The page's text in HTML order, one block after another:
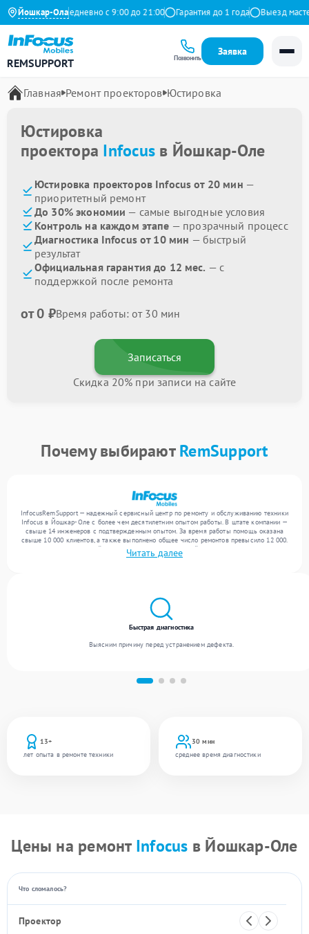
Йошкар-Ола
Яндекс Ежедневно с 9:00 до 21:00 Гарантия до 1 года Выезд
REMSUPPORT Позвонить
Заявка
Главная Ремонт проекторов Юстировка
Юстировка
проектора Infocus в Йошкар-Оле
Юстировка проекторов Infocus от 20 мин —
приоритетный ремонт
До 30% экономии — самые выгодные условия
Контроль на каждом этапе — прозрачный процесс
Диагностика Infocus от 10 мин — быстрый
результат
Официальная гарантия до 12 мес. — с
поддержкой после ремонта
от 0 ₽Время работы: от 30 мин
Записаться
Скидка 20% при записи на сайте
Почему выбираютRemSupport
InfocusRemSupport — надежный сервисный центр по ремонту и обслуживанию техники
Infocus в Йошкар-Оле с более чем десятилетним опытом работы. В штате компании —
свыше 14 инженеров с подтвержденным опытом. За время работы помощь оказана
свыше 10 000 клиентов, а также выполнено общее число ремонтов превысило 12 000.
Ежемесячно в сервисный центр поступает от 300 устройств, включая , , . Мы беремся
за задачи любой сложности и предлагаем стабильный уровень сервиса благодаря
Читать далее
13+
лет опыта в ремонте техники
30 мин
среднее время диагностики
Быстрая диагностика
Выясним причину перед устранением дефекта.
Цены на ремонт Infocus в Йошкар-Оле
Что сломалось?
Проектор